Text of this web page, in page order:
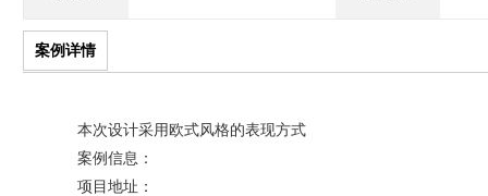
案例详情
本次设计采用欧式风格的表现方式
案例信息：
项目地址：